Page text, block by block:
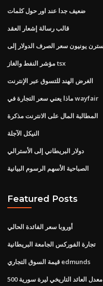
ضعيف جدا عند اور حول كلمات
قالب رسالة إشعار العقد
مؤشر النفط والغاز tsx
الغرض الهند للتسوق عبر الإنترنت
ماذا يعني سعر التجارة في wayfair
المطالبة المال على الانترنت مذكرة
النيكل الآجلة
دولار البريطاني إلى الأسترالي
الصباحية الأسهم الرسوم البيانية
Featured Posts
أوروبا سعر الفائدة الحالي
تجارة الفوركس الجامعة البريطانية
قيمة السوق التجاري edmunds
معدل العائد التاريخي ليرة سورية 500